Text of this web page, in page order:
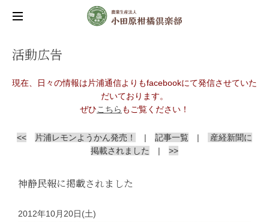
活動広告
現在、日々の情報は片浦通信よりもfacebookにて発信させていた
だいております。
ぜひこちら もご覧ください！
<< 片浦レモンようかん発売！ | 記事一覧 |
産経新聞に
掲載されました
| >>
神静民報に掲載されました
2012年10月20日(土)